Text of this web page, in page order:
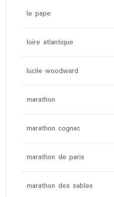
le pape
loire atlantique
lucile woodward
marathon
marathon cognac
marathon de paris
marathon des sables